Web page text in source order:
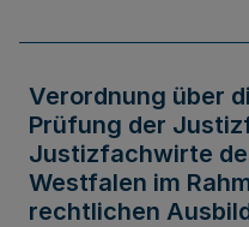
Verordnung über
Prüfung der
Justizfachwirte
Westfalen im
rechtlichen